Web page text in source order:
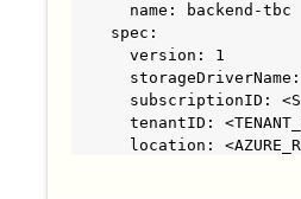
  name: backend-tbc
spec:
  version: 1
subscriptionID:
tenantID:
location: